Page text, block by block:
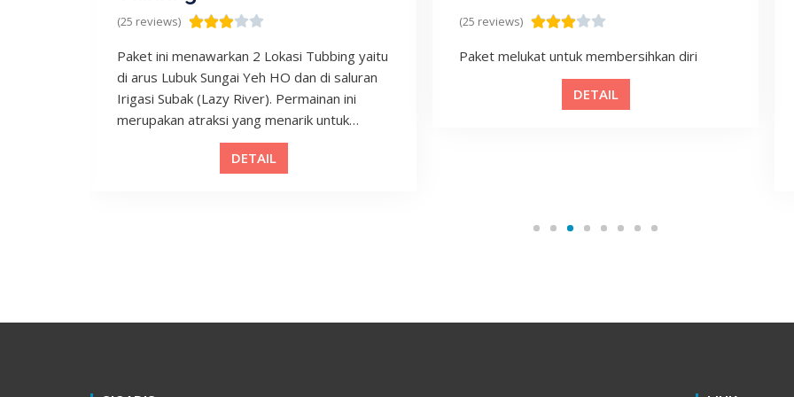
(25 reviews)
Paket ini menawarkan 2 Lokasi Tubbing yaitu
di arus Lubuk Sungai Yeh HO dan di saluran
Irigasi Subak (Lazy River). Permainan ini
merupakan atraksi yang menarik untuk
dinikmati oleh wisatawan yang suka
permainan air sembari menikmati suasana
DETAIL
(25 reviews)
Paket melukat untuk membersihkan diri
DETAIL